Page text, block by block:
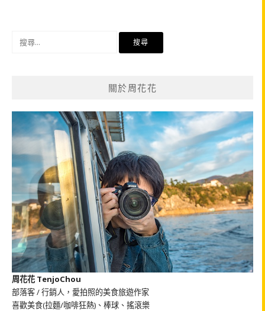
關於周花花
周花花 TenjoChou
部落客 / 行銷人，愛拍照的美食旅遊作家
喜歡美食(拉麵/咖啡狂熱)、棒球、搖滾樂